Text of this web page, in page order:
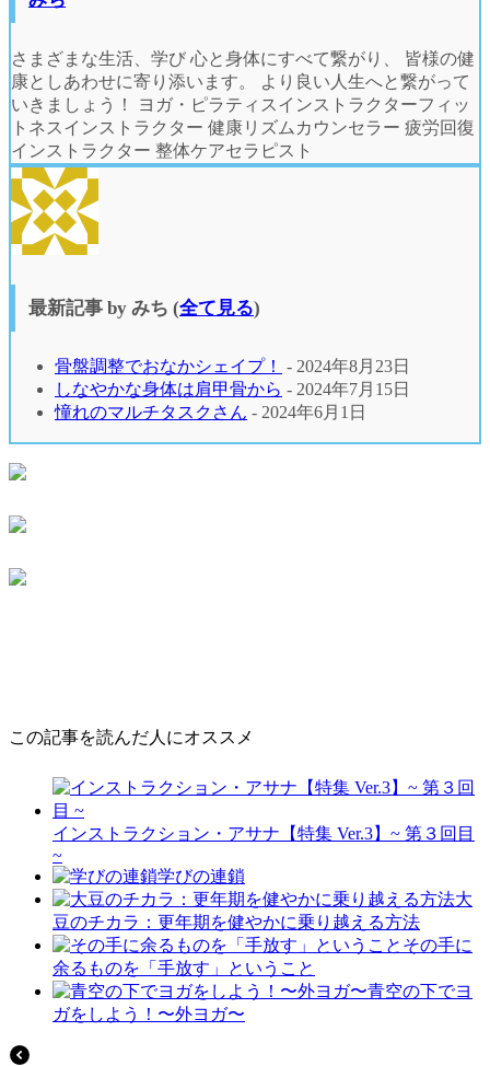
さまざまな生活、学び 心と身体にすべて繋がり、 皆様の健
康としあわせに寄り添います。 より良い人生へと繋がって
いきましょう！ ヨガ・ピラティスインストラクターフィッ
トネスインストラクター 健康リズムカウンセラー 疲労回復
インストラクター 整体ケアセラピスト
最新記事 by みち (全て見る)
骨盤調整でおなかシェイプ！
- 2024年8月23日
しなやかな身体は肩甲骨から - 2024年7月15日
憧れのマルチタスクさん - 2024年6月1日
この記事を読んだ人にオススメ
インストラクション・アサナ【特集 Ver.3】~ 第３回目
~
学びの連鎖
大
豆のチカラ：更年期を健やかに乗り越える方法
その手に
余るものを「手放す」ということ
青空の下でヨ
ガをしよう！〜外ヨガ〜